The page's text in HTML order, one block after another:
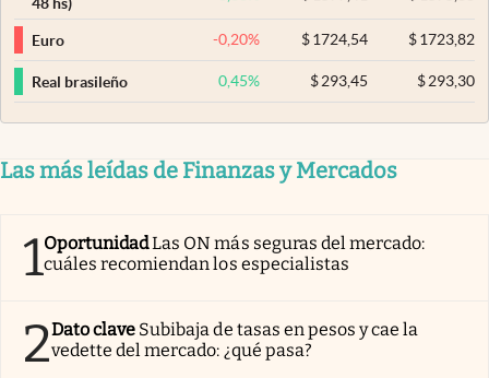
48 hs)
Euro -0,20% $ 1724,54 $1723,82
Real brasileño 0,45% $293,45 $293,30
Las más leídas de Finanzas y Mercados
1OportunidadLas ON más seguras del mercado:
cuáles recomiendan los especialistas
2Dato clave Subibaja de tasas en pesos y cae la
vedette del mercado: ¿qué pasa?